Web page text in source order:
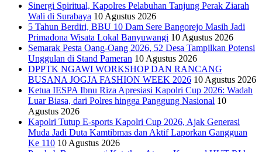
Sinergi Spiritual, Kapolres Pelabuhan Tanjung Perak Ziarah
Wali di Surabaya 10 Agustus 2026
5 Tahun Berdiri, BBU 10 Dam Sere Bangorejo Masih Jadi
Primadona Wisata Lokal Banyuwangi 10 Agustus 2026
Semarak Pesta Oang-Oang 2026, 52 Desa Tampilkan Potensi
Unggulan di Stand Pameran 10 Agustus 2026
DPPTK NGAWI WORKSHOP DAN RANCANG
BUSANA JOGJA FASHION WEEK 2026 10 Agustus 2026
Ketua IESPA Ibnu Riza Apresiasi Kapolri Cup 2026: Wadah
Luar Biasa, dari Polres hingga Panggung Nasional 10
Agustus 2026
Kapolri Tutup E-sports Kapolri Cup 2026, Ajak Generasi
Muda Jadi Duta Kamtibmas dan Aktif Laporkan Gangguan
Ke 110 10 Agustus 2026